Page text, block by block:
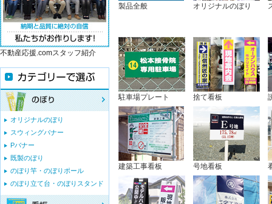
製品全般 オリジナルのぼり
駐車場プレート 捨て看板
建築工事看板 号地看板
不動産応援.comスタッフ紹介
オリジナルのぼり
スウィングバナー
Pバナー
既製のぼり
のぼり竿・のぼりポール
のぼり立て台・のぼりスタンド